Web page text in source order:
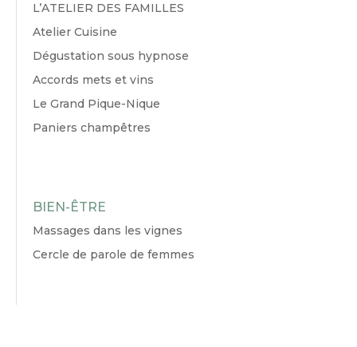
L’ATELIER DES FAMILLES
Atelier Cuisine
Dégustation sous hypnose
Accords mets et vins
Le Grand Pique-Nique
Paniers champêtres
BIEN-ÊTRE
Massages dans les vignes
Cercle de parole de femmes